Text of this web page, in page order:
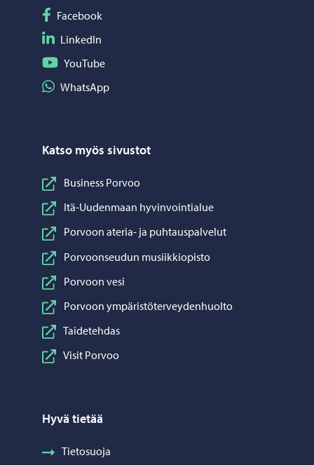
Seuraa Facebook
Facebook
Seuraa LinkedIn
LinkedIn
Seuraa YouTube
YouTube
Jaa WhatsApp
WhatsApp
Katso myös sivustot
Business Porvoo
Itä-Uudenmaan hyvinvointialue
Porvoon ateria- ja puhtauspalvelut
Porvoonseudun musiikkiopisto
Porvoon vesi
Porvoon ympäristöterveydenhuolto
Taidetehdas
Visit Porvoo
Hyvä tietää
Tietosuoja